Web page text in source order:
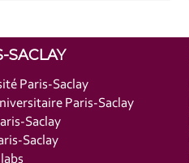
SACLAY
Paris-Saclay
Paris-Saclay
Saclay
Saclay